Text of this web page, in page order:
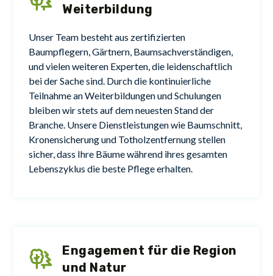
Weiterbildung
Unser Team besteht aus zertifizierten
Baumpflegern, Gärtnern, Baumsachverständigen,
und vielen weiteren Experten, die leidenschaftlich
bei der Sache sind. Durch die kontinuierliche
Teilnahme an Weiterbildungen und Schulungen
bleiben wir stets auf dem neuesten Stand der
Branche. Unsere Dienstleistungen wie Baumschnitt,
Kronensicherung und Totholzentfernung stellen
sicher, dass Ihre Bäume während ihres gesamten
Lebenszyklus die beste Pflege erhalten.
Engagement für die Region
und Natur